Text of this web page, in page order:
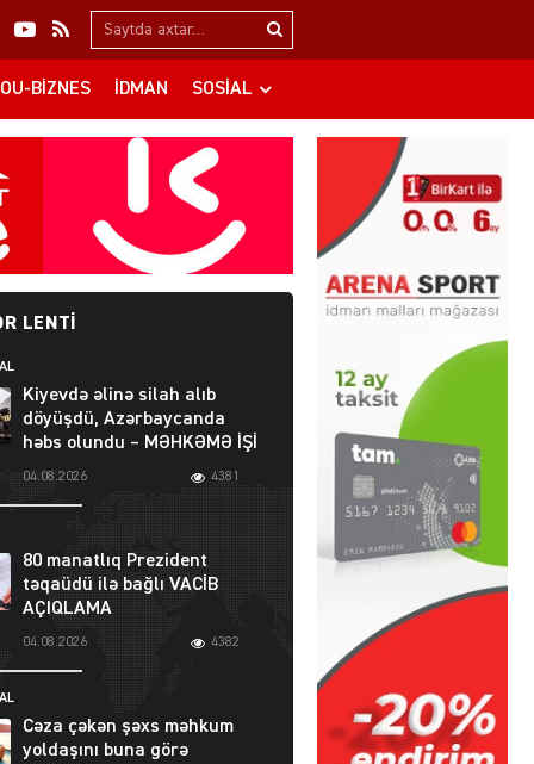
Search…
BIZNES İDMAN SOSIAL
LENTI
Kiyevdə əlinə silah alıb
döyüşdü, Azərbaycanda
həbs olundu – MƏHKƏMƏ İŞİ
04.08.2026 4381
80 manatlıq Prezident
təqaüdü ilə bağlı VACİB
AÇIQLAMA
04.08.2026 4382
Cəza çəkən şəxs məhkum
yoldaşını buna görə